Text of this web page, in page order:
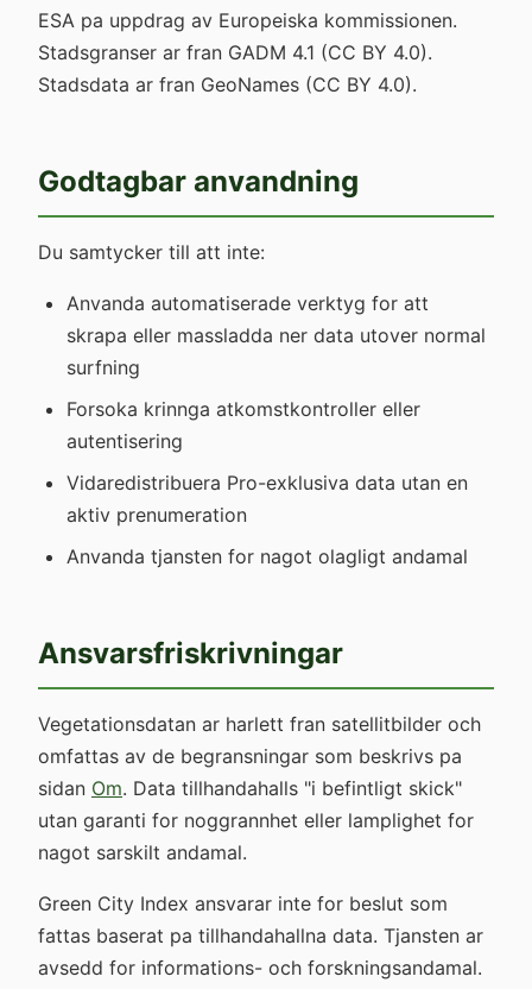
ESA pa uppdrag av Europeiska kommissionen.
Stadsgranser ar fran GADM 4.1 (CC BY 4.0).
Stadsdata ar fran GeoNames (CC BY 4.0).
Godtagbar anvandning
Du samtycker till att inte:
Anvanda automatiserade verktyg for att
skrapa eller massladda ner data utover normal
surfning
Forsoka krinnga atkomstkontroller eller
autentisering
Vidaredistribuera Pro-exklusiva data utan en
aktiv prenumeration
Anvanda tjansten for nagot olagligt andamal
Ansvarsfriskrivningar
Vegetationsdatan ar harlett fran satellitbilder och
omfattas av de begransningar som beskrivs pa
sidan Om. Data tillhandahalls "i befintligt skick"
utan garanti for noggrannhet eller lamplighet for
nagot sarskilt andamal.
Green City Index ansvarar inte for beslut som
fattas baserat pa tillhandahallna data. Tjansten ar
avsedd for informations- och forskningsandamal.